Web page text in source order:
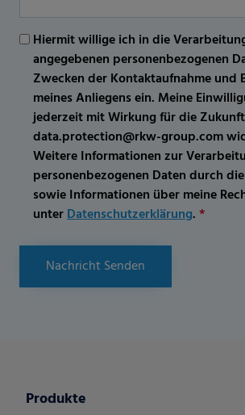
Hiermit willige ich in die
angegebenen personenbezogenen
Zwecken der Kontaktaufnahme und
meines Anliegens ein. Meine
jederzeit mit Wirkung für die
data.protection@rkw-group.com
Weitere Informationen zur
personenbezogenen Daten durch
sowie Informationen über meine
unterDatenschutzerklärung.*
Nachricht Senden
Produkte